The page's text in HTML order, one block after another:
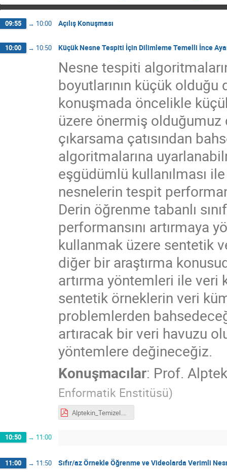
09:55 → 10:00 Açılış Konuşması
10:00 → 10:50 Küçük Nesne Tespiti İçin Dilimleme Temelli İnce
Nesne tespiti
boyutlarının küçük
konuşmada öncelikle
üzere önermiş
çıkarsama çatısından
algoritmalarına
eşgüdümlü kullanılması
nesnelerin tespit
Derin öğrenme tabanlı
performansını artırmaya
kullanmak üzere sentetik
diğer bir araştırma
artırma yöntemleri ile
sentetik örneklerin veri
problemlerden
artıracak bir veri havuzu
yöntemlere değineceğiz.
Konuşmacılar: Prof.
Enformatik Enstitüsü)
Alptekin_Temizel.pdf
10:50 → 11:00
11:00 → 11:50 Sıfır/az Örnekle Öğrenme ve Videolarda Verimli